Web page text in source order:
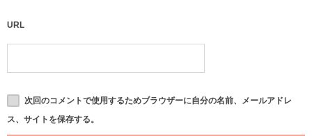
URL
次回のコメントで使用するためブラウザーに自分の名前、メールアドレ
ス、サイトを保存する。